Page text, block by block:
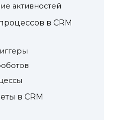
активностей
в CRM
в CRM